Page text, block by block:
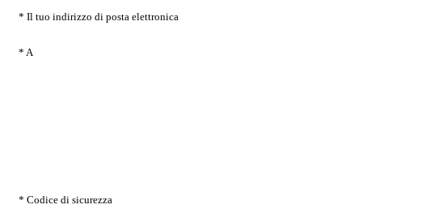
* Il tuo indirizzo di posta elettronica
* A
* Codice di sicurezza